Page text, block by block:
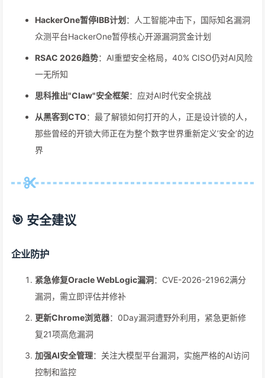
HackerOne暂停IBB计划 ：人工智能冲击下，国际知名漏洞
众测平台HackerOne暂停核心开源漏洞赏金计划
RSAC 2026趋势：AI重塑安全格局，40% CISO仍对AI风险
一无所知
思科推出"Claw"安全框架：应对AI时代安全挑战
从黑客到CTO：最了解锁如何打开的人，正是设计锁的人，
那些曾经的开锁大师正在为整个数字世界重新定义’安全’的边
界
🎯 安全建议
企业防护
紧急修复Oracle WebLogic漏洞：CVE-2026-21962满分
漏洞，需立即评估并修补
更新Chrome浏览器：0Day漏洞遭野外利用，紧急更新修
复21项高危漏洞
加强AI安全管理：关注大模型平台漏洞，实施严格的AI访问
控制和监控